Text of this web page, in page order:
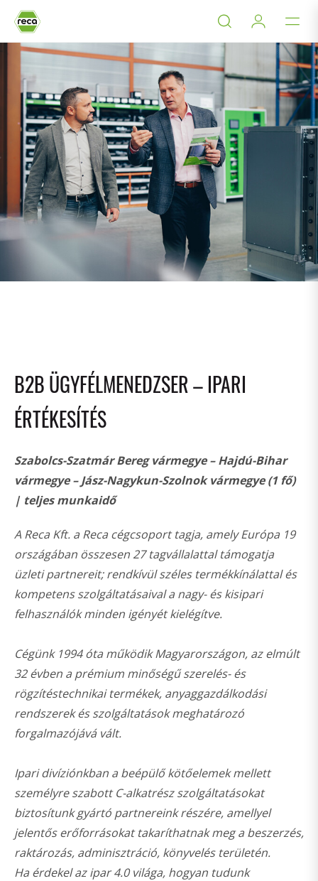
B2B ÜGYFÉLMENEDZSER – IPARI
ÉRTÉKESÍTÉS
Szabolcs-Szatmár Bereg vármegye – Hajdú-Bihar
vármegye – Jász-Nagykun-Szolnok vármegye (1 fő)
| teljes munkaidő
A Reca Kft. a Reca cégcsoport tagja, amely Európa 19
országában összesen 27 tagvállalattal támogatja
üzleti partnereit; rendkívül széles termékkínálattal és
kompetens szolgáltatásaival a nagy- és kisipari
felhasználók minden igényét kielégítve.
Cégünk 1994 óta működik Magyarországon, az elmúlt
32 évben a prémium minőségű szerelés- és
rögzítéstechnikai termékek, anyaggazdálkodási
rendszerek és szolgáltatások meghatározó
forgalmazójává vált.
Ipari divíziónkban a beépülő kötőelemek mellett
személyre szabott C-alkatrész szolgáltatásokat
biztosítunk gyártó partnereink részére, amellyel
jelentős erőforrásokat takaríthatnak meg a beszerzés,
raktározás, adminisztráció, könyvelés területén.
Ha érdekel az ipar 4.0 világa, hogyan tudunk